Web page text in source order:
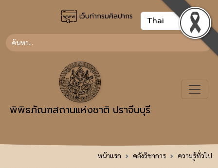
เว็บท่ากรมศิลปากร
พิพิธภัณฑสถานแห่งชาติ ปราจีนบุรี
หน้าแรก คลังวิชาการ ความรู้ทั่วไป